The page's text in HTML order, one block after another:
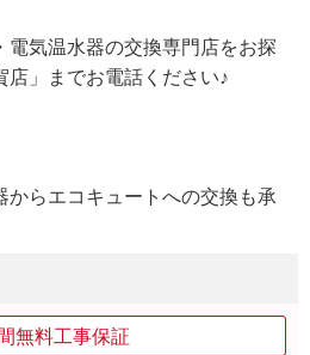
電気温水器の交換専門店をお探
店」までお電話ください♪
からエコキュートへの交換も承
無料工事保証